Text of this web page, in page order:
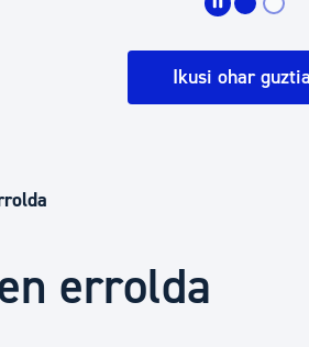
Ikusi ohar
errolda